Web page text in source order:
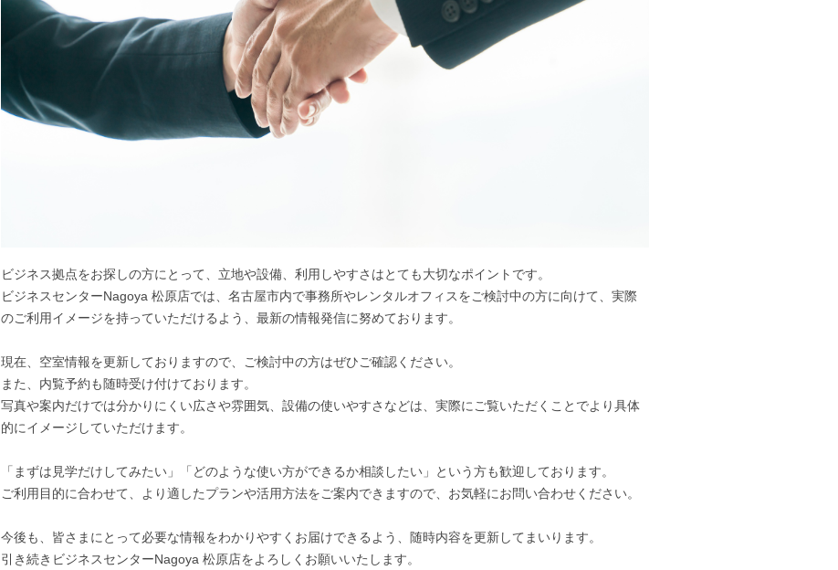
ビジネス拠点をお探しの方にとって、立地や設備、利用しやすさはとても大切なポイントです。
ビジネスセンターNagoya 松原店では、名古屋市内で事務所やレンタルオフィスをご検討中の方に向けて、実際
のご利用イメージを持っていただけるよう、最新の情報発信に努めております。
現在、空室情報を更新しておりますので、ご検討中の方はぜひご確認ください。
また、内覧予約も随時受け付けております。
写真や案内だけでは分かりにくい広さや雰囲気、設備の使いやすさなどは、実際にご覧いただくことでより具体
的にイメージしていただけます。
「まずは見学だけしてみたい」「どのような使い方ができるか相談したい」という方も歓迎しております。
ご利用目的に合わせて、より適したプランや活用方法をご案内できますので、お気軽にお問い合わせください。
今後も、皆さまにとって必要な情報をわかりやすくお届けできるよう、随時内容を更新してまいります。
引き続きビジネスセンターNagoya 松原店をよろしくお願いいたします。